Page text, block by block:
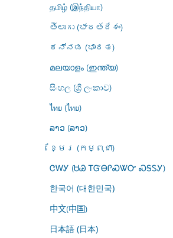
தமிழ் (இந்தியா)
తెలుగు (భారతదేశం)
ಕನ್ನಡ (ಭಾರತ)
മലയാളം (ഇന്ത്യ)
සිංහල (ශ්‍රී ලංකාව)
ไทย (ไทย)
ລາວ (ລາວ)
ខ្មែរ (កម្ពុជា)
ᏣᎳᎩ (ᏌᏊ ᎢᏳᎾᎵᏍᏔᏅ ᏍᎦᏚᎩ)
한국어 (대한민국)
中文(中国)
日本語 (日本)